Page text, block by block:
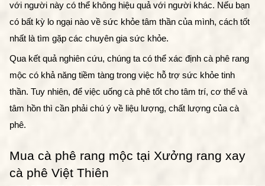
với người này có thể không hiệu quả với người khác. Nếu bạn
có bất kỳ lo ngại nào về sức khỏe tâm thần của mình, cách tốt
nhất là tìm gặp các chuyên gia sức khỏe.
Qua kết quả nghiên cứu, chúng ta có thể xác định cà phê rang
mộc có khả năng tiềm tàng trong việc hỗ trợ sức khỏe tinh
thần. Tuy nhiên, để việc uống cà phê tốt cho tâm trí, cơ thể và
tâm hồn thì cần phải chú ý về liệu lượng, chất lượng của cà
phê.
Mua cà phê rang mộc tại Xưởng rang xay
cà phê Việt Thiên